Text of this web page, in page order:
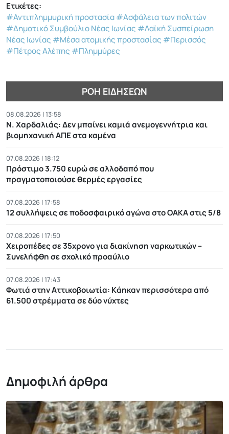
Ετικέτες:
#Αντιπλημμυρική προστασία#Ασφάλεια των πολιτών
#Δημοτικό Συμβούλιο Νέας Ιωνίας #Λαϊκή Συσπείρωση
Νέας Ιωνίας #Μέσα ατομικής προστασίας #Περισσός
#Πέτρος Αλέπης #Πλημμύρες
ΡΟΉ ΕΙΔΉΣΕΩΝ
08.08.2026 | 13:58
Ν. Χαρδαλιάς: Δεν μπαίνει καμιά ανεμογεννήτρια και
βιομηχανική ΑΠΕ στα καμένα
07.08.2026 | 18:12
Πρόστιμο 3.750 ευρώ σε αλλοδαπό που
πραγματοποιούσε θερμές εργασίες
07.08.2026 | 17:58
12 συλλήψεις σε ποδοσφαιρικό αγώνα στο ΟΑΚΑ στις 5/8
07.08.2026 | 17:50
Χειροπέδες σε 35χρονο για διακίνηση ναρκωτικών –
Συνελήφθη σε σχολικό προαύλιο
07.08.2026 | 17:43
Φωτιά στην Αττικοβοιωτία: Kάηκαν περισσότερα από
61.500 στρέμματα σε δύο νύχτες
Δημοφιλή άρθρα